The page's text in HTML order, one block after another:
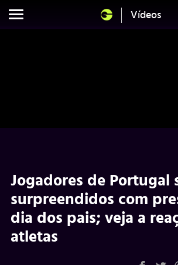
Vídeos
Jogadores de Portugal
surpreendidos com
dia dos pais; veja a
atletas